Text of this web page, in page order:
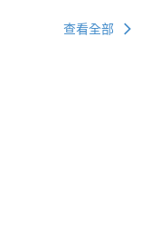
查看全部